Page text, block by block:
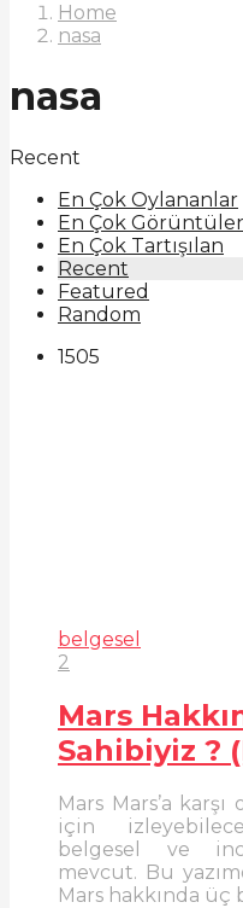
Home
nasa
nasa
Recent
En Çok Oylananlar
En Çok
En Çok Tartışılan
Recent
Featured
Random
1505
belgesel
2
Mars
Sahibiyiz ?
Mars Mars’a
için
belgesel ve
mevcut. Bu
Mars hakkında üç